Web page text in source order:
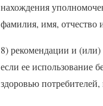
нахождения
фамилия, имя, отчество
8) рекомендации и
если ее использование
здоровью